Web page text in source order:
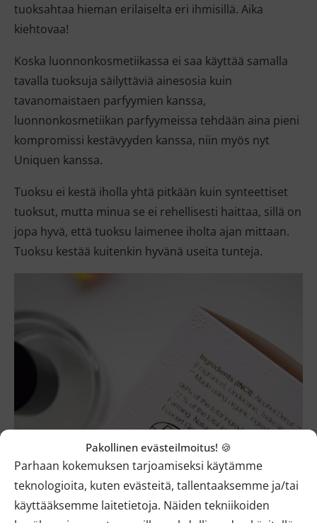
Pakollinen evästeilmoitus! 🍪
Parhaan kokemuksen tarjoamiseksi käytämme
teknologioita, kuten evästeitä, tallentaaksemme ja/tai
käyttääksemme laitetietoja. Näiden tekniikoiden
tuoksahtaa hieman erilaiselta eri ihmisillä. Aika
kiehtovaa!
Koska luonnonkosmetiikassa ei saa käyttää samalla
tavalla tuoksuja säilyttäviä ainesosia kuin
tavanomaistaen parfyymien kanssa,
luonnonkosmetiikan parfyymeissa tehdään aina pieni
kompromissi kestävyyden kanssa, niin myös nyt
Uniquen kanssa.
Tuoksu ei kestä iholla yhtä pitkään kuin synteettiset
tuoksut, mutta minua se ei rehellisesti haittaa, sillä on
jopa hyvä, että tuoksu laimenee iholta ajan mittaan.
Tuoksu kestää kuitenkin hyvänä useita tunteja.